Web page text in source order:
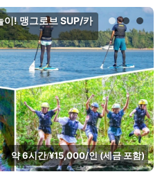
! 맹그로브 SUP/카
약 6시간/¥15,000/인 (세금 포함)